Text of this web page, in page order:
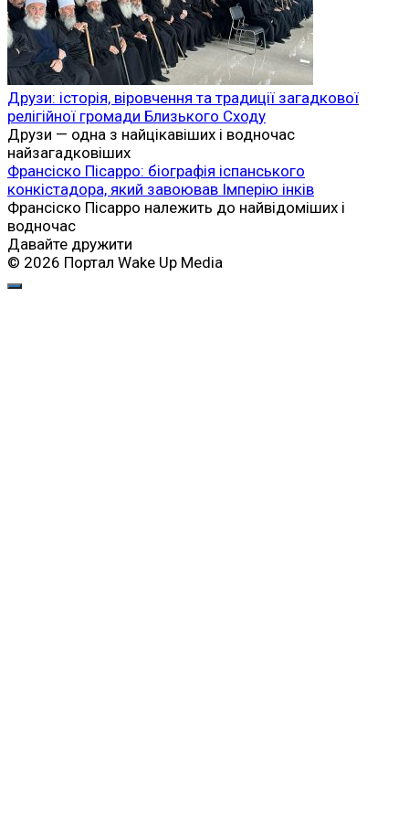
Друзи: історія, віровчення та традиції загадкової
релігійної громади Близького Сходу
Друзи — одна з найцікавіших і водночас
найзагадковіших
Франсіско Пісарро: біографія іспанського
конкістадора, який завоював Імперію інків
Франсіско Пісарро належить до найвідоміших і
водночас
Давайте дружити
© 2026 Портал Wake Up Media